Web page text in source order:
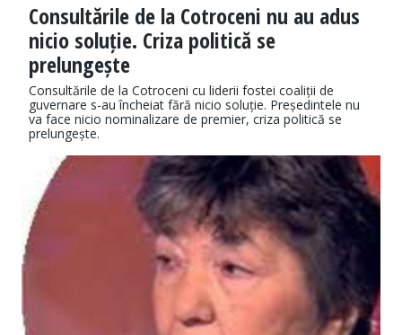
Consultările de la Cotroceni nu au adus
nicio soluție. Criza politică se
prelungește
Consultările de la Cotroceni cu liderii fostei coaliții de
guvernare s-au încheiat fără nicio soluție. Președintele nu
va face nicio nominalizare de premier, criza politică se
prelungește.